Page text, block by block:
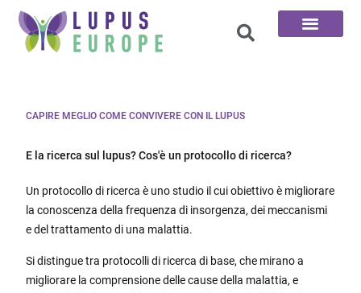
CAPIRE MEGLIO COME CONVIVERE CON IL LUPUS
E la ricerca sul lupus? Cos'è un protocollo di ricerca?
Un protocollo di ricerca è uno studio il cui obiettivo è migliorare
la conoscenza della frequenza di insorgenza, dei meccanismi
e del trattamento di una malattia.
Si distingue tra protocolli di ricerca di base, che mirano a
migliorare la comprensione delle cause della malattia, e